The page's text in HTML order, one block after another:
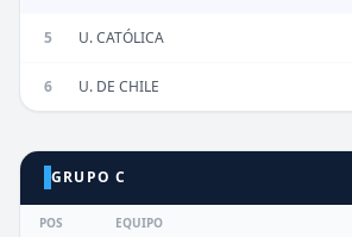
5 U. CATÓLICA
6 U. DE CHILE
GRUPO C
POS EQUIPO